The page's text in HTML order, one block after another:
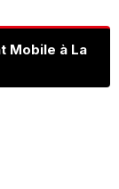
Mobile à La